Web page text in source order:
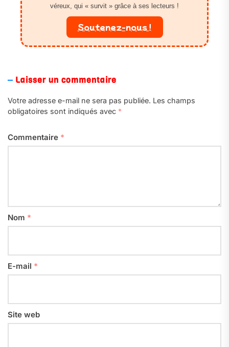
véreux, qui « survit » grâce à ses lecteurs !
Soutenez-nous !
Laisser un commentaire
Votre adresse e-mail ne sera pas publiée. Les champs
obligatoires sont indiqués avec *
Commentaire *
Nom *
E-mail *
Site web